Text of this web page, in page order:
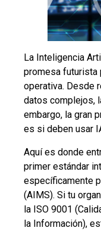
La Inteligencia
promesa futurista
operativa. Desde
datos complejos,
embargo, la gran
es si deben usar
Aquí es donde
primer estándar
específicamente
(AIMS). Si tu
la ISO 9001
la Información),